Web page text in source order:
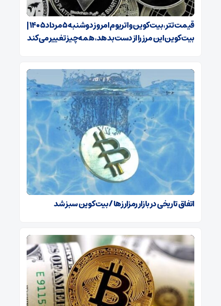
قیمت تتر، بیت‌کوین و اتریوم امروز دوشنبه ۵ مرداد ۱۴۰۵ |
بیت‌کوین این مرز را از دست بدهد، همه‌چیز تغییر می‌کند
اتفاق تاریخی در بازار رمزارزها / بیت‌کوین سبز شد